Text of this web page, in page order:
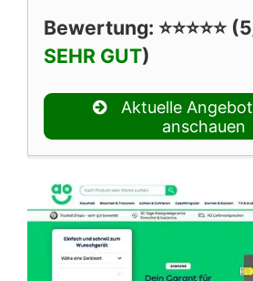
Bewertung: ⭐⭐⭐⭐⭐
SEHR GUT)
Aktuelle
anschauen